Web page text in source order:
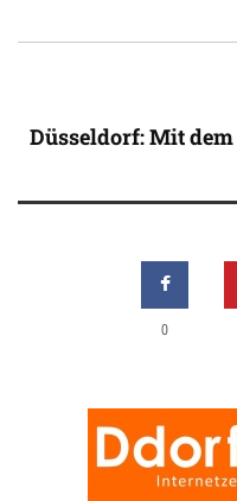
Düsseldorf: Mit
0